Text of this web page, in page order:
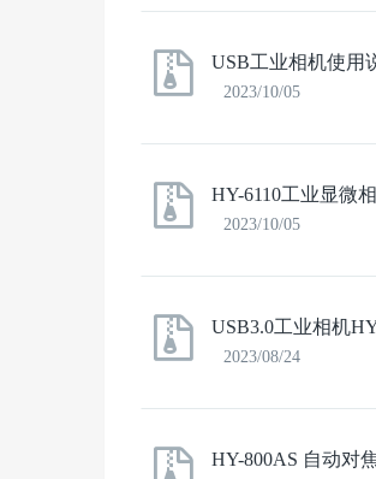
USB工业相机使用
2023/10/05
HY-6110工业显微
2023/10/05
USB3.0工业相机
2023/08/24
HY-800AS 自动对